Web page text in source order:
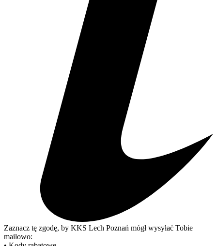
Zaznacz tę zgodę, by KKS Lech Poznań mógł wysyłać Tobie
mailowo: